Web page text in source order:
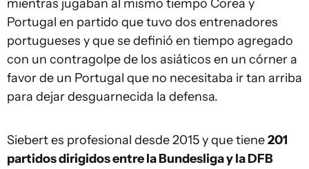
mientras jugaban al mismo tiempo Corea y
Portugal en partido que tuvo dos entrenadores
portugueses y que se definió en tiempo agregado
con un contragolpe de los asiáticos en un córner a
favor de un Portugal que no necesitaba ir tan arriba
para dejar desguarnecida la defensa.
Siebert es profesional desde 2015 y que tiene201
partidos dirigidos entre la Bundesliga y la DFB